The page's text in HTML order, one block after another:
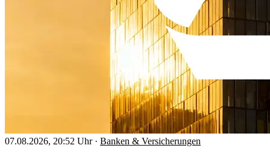
07.08.2026, 20:52 Uhr · Banken & Versicherungen